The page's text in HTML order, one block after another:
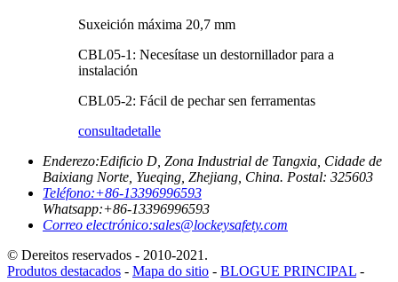
Suxeición máxima 20,7 mm
CBL05-1: Necesítase un destornillador para a
instalación
CBL05-2: Fácil de pechar sen ferramentas
consultadetalle
Enderezo:Edificio D, Zona Industrial de Tangxia, Cidade de
Baixiang Norte, Yueqing, Zhejiang, China. Postal: 325603
Teléfono:+86-13396996593
Whatsapp:+86-13396996593
Correo electrónico:sales@lockeysafety.com
© Dereitos reservados - 2010-2021.
Produtos destacados - Mapa do sitio - BLOGUE PRINCIPAL -